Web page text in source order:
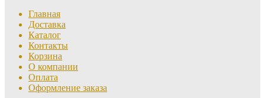
Главная
Доставка
Каталог
Контакты
Корзина
О компании
Оплата
Оформление заказа